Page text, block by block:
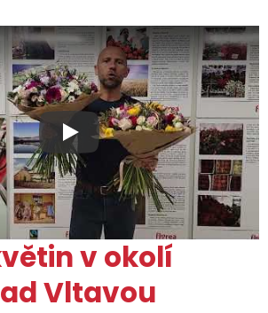
Proč jsou květiny z Florea
v okolí
Vltavou